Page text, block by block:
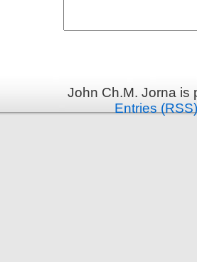
John Ch.M. Jorna
Entries (RSS)